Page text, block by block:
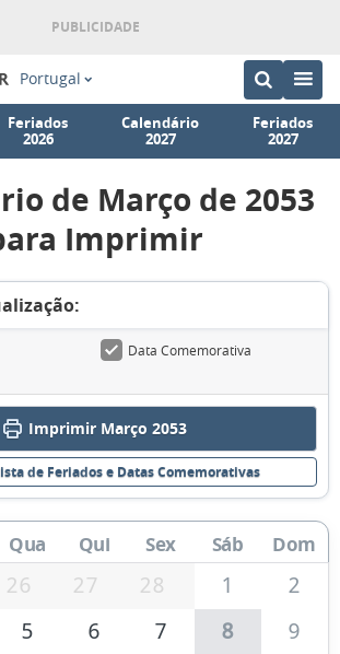
Portugal
Feriados
2026
Calendário
2027
Feriados
2027
de Março de 2053
Imprimir
Data Comemorativa
Imprimir Março 2053
de Feriados e Datas Comemorativas
Qua Qui Sex Sáb Dom
26 27 28 1
2
5 6 7 8
9